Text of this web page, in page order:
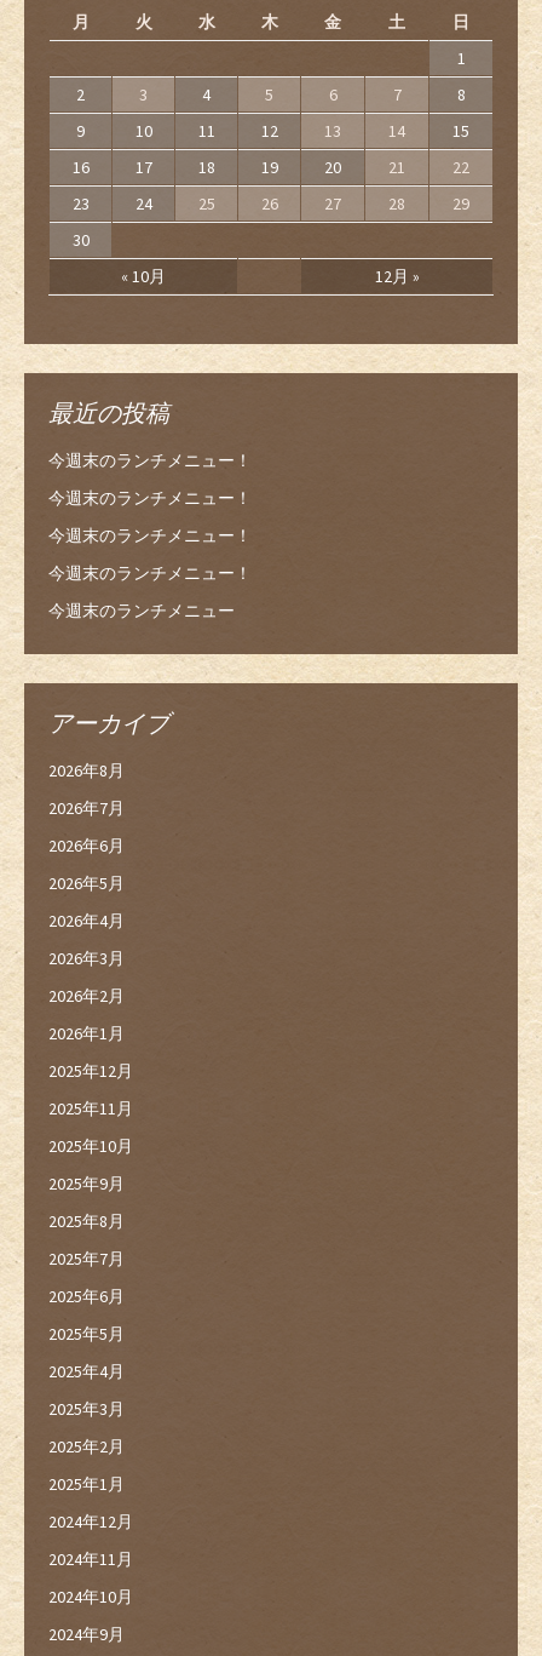
月
火 水 木 金 土 日
« 10月 12月 »
1
2
3 4 5 6 7
8
9
10 11 12 13 14
15
16
17 18 19 20 21
22
23
24 25 26 27 28
29
30
最近の投稿
今週末のランチメニュー！
今週末のランチメニュー！
今週末のランチメニュー！
今週末のランチメニュー！
今週末のランチメニュー
アーカイブ
2026年8月
2026年7月
2026年6月
2026年5月
2026年4月
2026年3月
2026年2月
2026年1月
2025年12月
2025年11月
2025年10月
2025年9月
2025年8月
2025年7月
2025年6月
2025年5月
2025年4月
2025年3月
2025年2月
2025年1月
2024年12月
2024年11月
2024年10月
2024年9月